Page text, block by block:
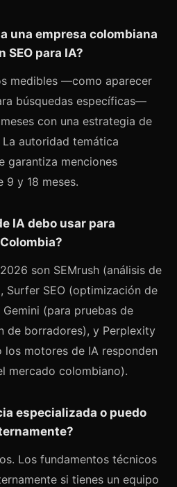
una empresa colombiana
SEO para IA?
medibles —como aparecer
búsquedas específicas—
con una estrategia de
autoridad temática
garantiza menciones
9 y 18 meses.
IA debo usar para
son SEMrush (análisis de
Surfer SEO (optimización de
(para pruebas de
de borradores), y Perplexity
motores de IA responden
mercado colombiano).
especializada o puedo
Los fundamentos técnicos
si tienes un equipo